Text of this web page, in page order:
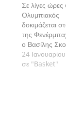
Σε λίγες ώρες
Ολυμπιακός
δοκιμάζεται
της
ο Βασίλης
ανακατεύει τα
δωδεκάρια
24
σε "Basket"